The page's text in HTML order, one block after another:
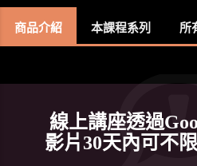
商品介紹 本課程系列 所
線上講座透過
影片30天內可不